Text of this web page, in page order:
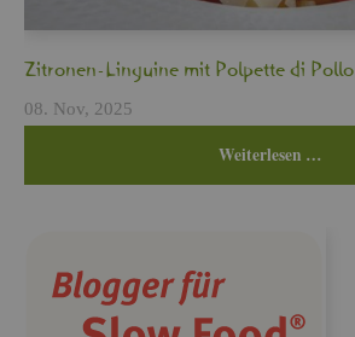
Zi­tro­nen-Lin­gui­ne mit Pol­pet­te di Pollo
08. Nov, 2025
Wei­ter­le­sen …